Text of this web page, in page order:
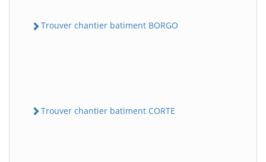
Trouver chantier batiment BORGO
Trouver chantier batiment CORTE